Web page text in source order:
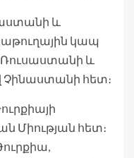
և
կապ
և
հետ։
Միության հետ։